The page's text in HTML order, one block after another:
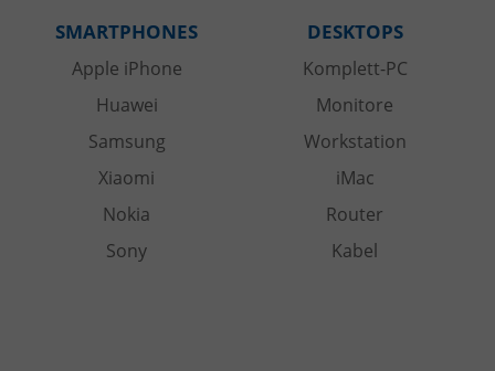
SMARTPHONES
Apple iPhone
Huawei
Samsung
Xiaomi
Nokia
Sony
DESKTOPS
Komplett-PC
Monitore
Workstation
iMac
Router
Kabel